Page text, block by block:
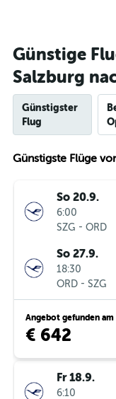
Günstige
Salzburg
Günstigster
Flug
Günstigste Flüge
So 20.9.
6:00
SZG - ORD
So 27.9.
18:30
ORD - SZG
Angebot gefunden am
€ 642
Fr 18.9.
6:10